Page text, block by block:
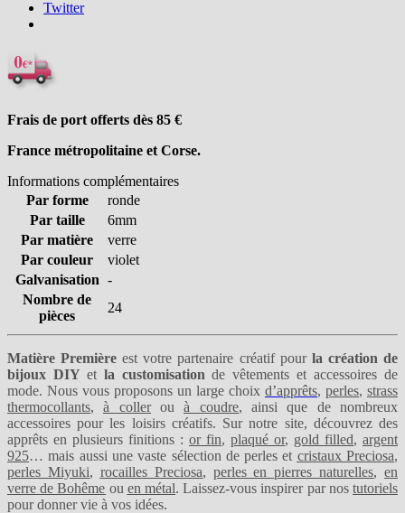
Twitter
Frais de port offerts dès 85 €
France métropolitaine et Corse.
Informations complémentaires
Par forme
ronde
Par taille
6mm
Par matière
verre
Par couleur
violet
Galvanisation -
Nombre de
pièces
24
Matière Première est votre partenaire créatif pourla création de
bijoux DIY etla customisation de vêtements et accessoires de
mode. Nous vous proposons un large choix d’apprêts, perles, strass
thermocollants,à collerouà coudre, ainsi que de nombreux
accessoires pour les loisirs créatifs. Sur notre site, découvrez des
apprêts en plusieurs finitions : or fin, plaqué or, gold filled, argent
925… mais aussi une vaste sélection de perles et cristaux Preciosa,
perles Miyuki, rocailles Preciosa, perles en pierres naturelles, en
verre de Bohême ou en métal. Laissez-vous inspirer par nostutoriels
pour donner vie à vos idées.